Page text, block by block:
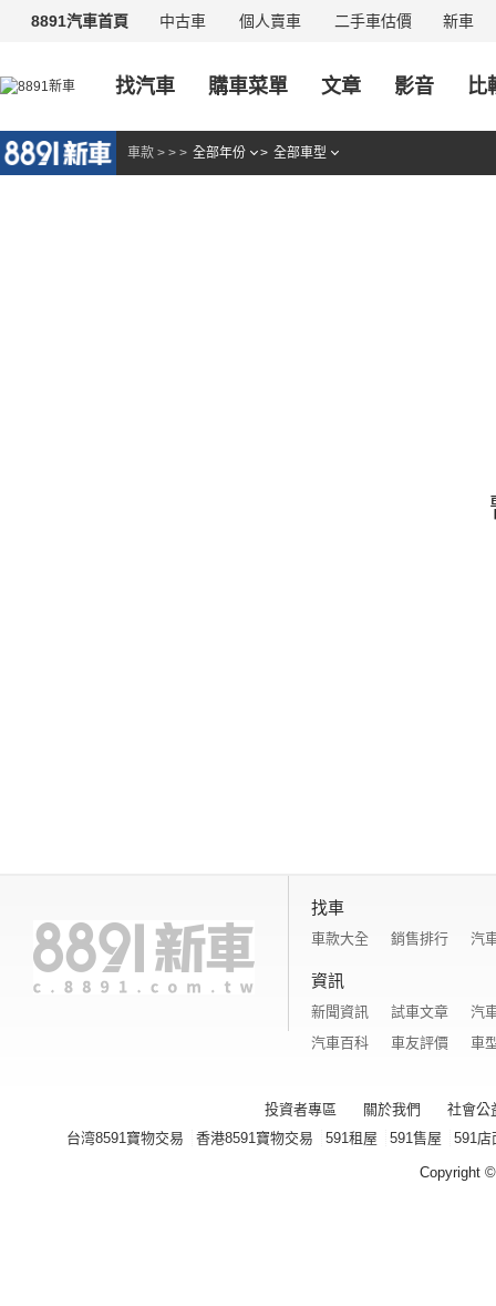
8891汽車首頁 中古車 個人賣車 二手車估價 新車
找汽車 購車菜單 文章 影音 比
車款 > > > 全部年份 > 全部車型
找車
車款大全 銷售排行 汽
資訊
新聞資訊 試車文章
汽
汽車百科
車友評價 車
投資者專區 關於我們
社會公
台湾8591寶物交易
香港8591寶物交易 591租屋 591售屋 591店
Copyright